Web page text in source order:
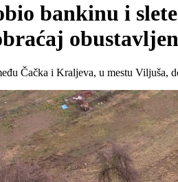
bankinu i
Čačka i Kraljeva, u mestu Viljuša,